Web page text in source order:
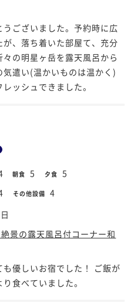
ございました。予約時に広
、落ち着いた部屋て、充分
の明星ヶ岳を露天風呂から
遣い(温かいものは温かく)
ッシュできました。
朝食 5 夕食 5
その他設備 4
絶景の露天風呂付コーナー和
優しいお宿でした！ ご飯が
食べていました。